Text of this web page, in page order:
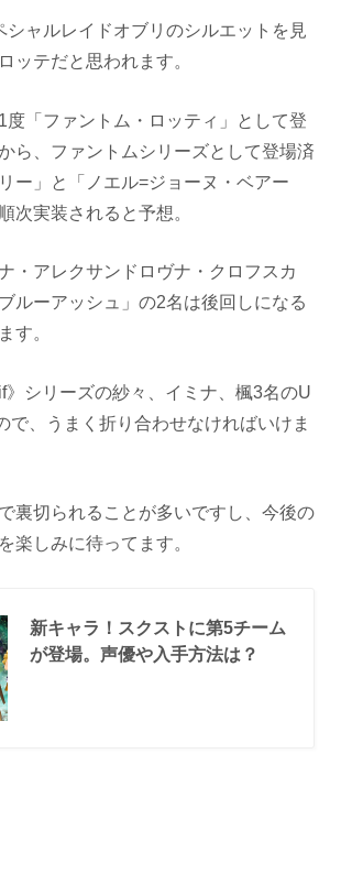
シャルレイドオブリのシルエットを見
ッテだと思われます。
度「ファントム・ロッティ」として登
ら、ファントムシリーズとして登場済
ー」と「ノエル=ジョーヌ・ベアー
次実装されると予想。
・アレクサンドロヴナ・クロフスカ
ルーアッシュ」の2名は後回しになる
す。
》シリーズの紗々、イミナ、楓3名のU
で、うまく折り合わせなければいけま
裏切られることが多いですし、今後の
楽しみに待ってます。
新キャラ！スクストに第5チーム
が登場。声優や入手方法は？